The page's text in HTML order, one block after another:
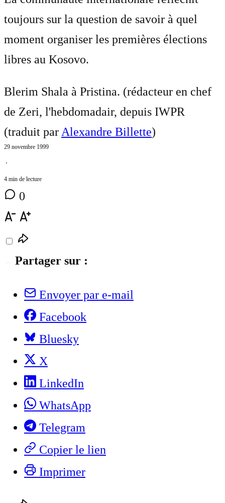
toujours sur la question de savoir à quel
moment organiser les premières élections
libres au Kosovo.
Blerim Shala à Pristina. (rédacteur en chef
de Zeri, l'hebdomadair, depuis IWPR
(traduit parAlexandre Billette)
29 novembre 1999
⋅
4 min de lecture
0
Partager sur :
Envoyer par e-mail
Facebook
Bluesky
X
LinkedIn
WhatsApp
Telegram
Copier le lien
Imprimer